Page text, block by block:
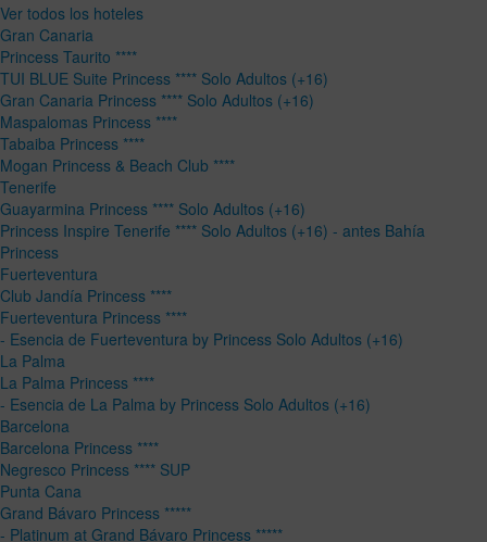
Ver todos los hoteles
Gran Canaria
Princess Taurito ****
TUI BLUE Suite Princess **** Solo Adultos (+16)
Gran Canaria Princess **** Solo Adultos (+16)
Maspalomas Princess ****
Tabaiba Princess ****
Mogan Princess & Beach Club ****
Tenerife
Guayarmina Princess **** Solo Adultos (+16)
Princess Inspire Tenerife **** Solo Adultos (+16) - antes Bahía
Princess
Fuerteventura
Club Jandía Princess ****
Fuerteventura Princess ****
- Esencia de Fuerteventura by Princess Solo Adultos (+16)
La Palma
La Palma Princess ****
- Esencia de La Palma by Princess Solo Adultos (+16)
Barcelona
Barcelona Princess ****
Negresco Princess **** SUP
Punta Cana
Grand Bávaro Princess *****
- Platinum at Grand Bávaro Princess *****